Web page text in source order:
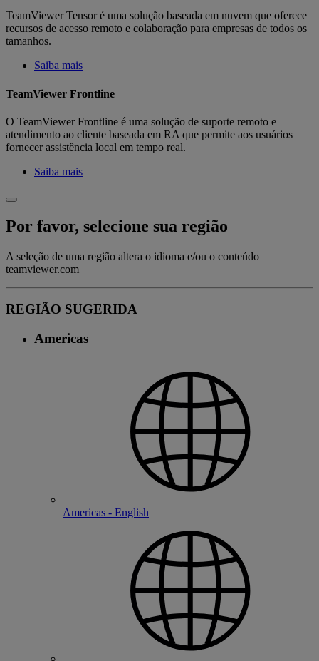
TeamViewer Tensor é uma solução baseada em nuvem que oferece
recursos de acesso remoto e colaboração para empresas de todos os
tamanhos.
Saiba mais
TeamViewer Frontline
O TeamViewer Frontline é uma solução de suporte remoto e
atendimento ao cliente baseada em RA que permite aos usuários
fornecer assistência local em tempo real.
Saiba mais
Por favor, selecione sua região
A seleção de uma região altera o idioma e/ou o conteúdo
teamviewer.com
REGIÃO SUGERIDA
Americas
Americas - English